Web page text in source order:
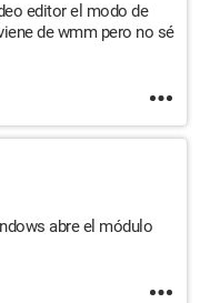
editor el modo de
de wmm pero no sé
abre el módulo